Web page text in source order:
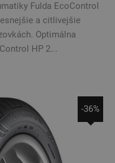
Fulda EcoControl
a citlivejšie
Optimálna
HP 2...
-36%